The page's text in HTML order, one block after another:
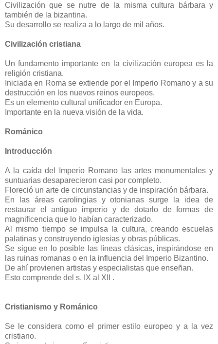
Civilización que se nutre de la misma cultura bárbara y
también de la bizantina.
Su desarrollo se realiza a lo largo de mil años.
Civilización cristiana
Un fundamento importante en la civilización europea es la
religión cristiana.
Iniciada en Roma se extiende por el Imperio Romano y a su
destrucción en los nuevos reinos europeos.
Es un elemento cultural unificador en Europa.
Importante en la nueva visión de la vida.
Románico
Introducción
A la caída del Imperio Romano las artes monumentales y
suntuarias desaparecieron casi por completo.
Floreció un arte de circunstancias y de inspiración bárbara.
En las áreas carolingias y otonianas surge la idea de
restaurar el antiguo imperio y de dotarlo de formas de
magnificencia que lo habían caracterizado.
Al mismo tiempo se impulsa la cultura, creando escuelas
palatinas y construyendo iglesias y obras públicas.
Se sigue en lo posible las líneas clásicas, inspirándose en
las ruinas romanas o en la influencia del Imperio Bizantino.
De ahí provienen artistas y especialistas que enseñan.
Esto comprende del s. IX al XII .
Cristianismo y Románico
Se le considera como el primer estilo europeo y a la vez
cristiano.